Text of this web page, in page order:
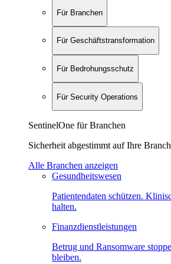
Für Branchen
Für Geschäftstransformation
Für Bedrohungsschutz
Für Security Operations
SentinelOne für Branchen
Sicherheit abgestimmt auf Ihre
Alle Branchen anzeigen
Gesundheitswesen
Patientendaten schützen.
halten.
Finanzdienstleistungen
Betrug und Ransomware
bleiben.